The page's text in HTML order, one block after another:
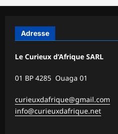
Adresse
Le Curieux d’Afrique SARL
01 BP 4285 Ouaga 01
curieuxdafrique@gmail.com
info@curieuxdafrique.net